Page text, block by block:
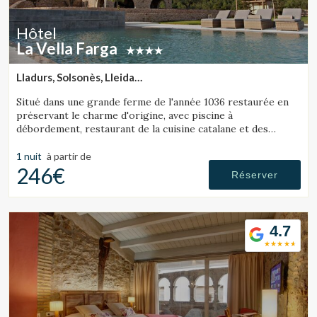
Hôtel
La Vella Farga
Lladurs, Solsonès, Lleida
Situé dans une grande ferme de l'année 1036 restaurée en
préservant le charme d'origine, avec piscine à
débordement, restaurant de la cuisine catalane et des
confort d'un hôtel de luxe.
1 nuit à partir de
246€ Réserver
4.7